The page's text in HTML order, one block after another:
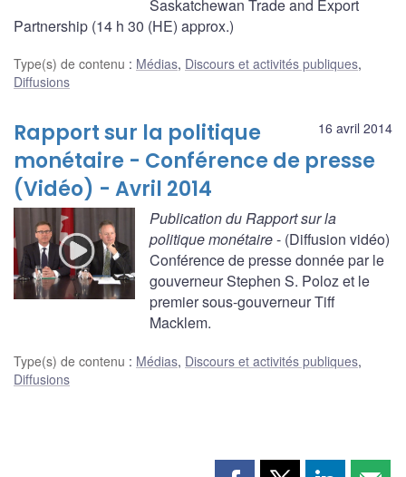
Saskatchewan Trade and Export
Partnership (14 h 30 (HE) approx.)
Type(s) de contenu : Médias, Discours et activités publiques,
Diffusions
16 avril 2014
Rapport sur la politique
monétaire - Conférence de presse
(Vidéo) - Avril 2014
Publication du Rapport sur la
politique monétaire- (Diffusion vidéo)
Conférence de presse donnée par le
gouverneur Stephen S. Poloz et le
premier sous-gouverneur Tiff
Macklem.
Type(s) de contenu : Médias, Discours et activités publiques,
Diffusions